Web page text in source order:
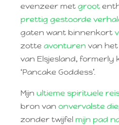
evenzeer metgroot
prettig gestoorde
gaten want binnenkort
zotte avonturenvan het
van Elsjesland, formerly
‘Pancake Goddess’.
Mijnultieme spirituele
bron vanonvervalste
zonder twijfel mijn pad